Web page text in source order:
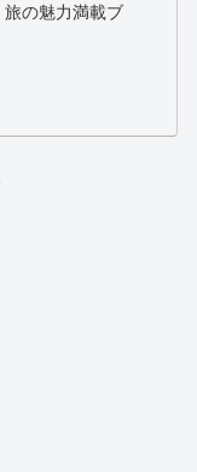
の魅力満載ブ